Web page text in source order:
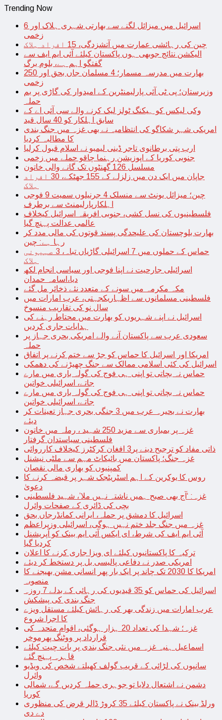
Trending Now
اسرائیل میں میزائل لگنے سے بھارتی شہری ہلاک اور 6
زخمی
چین کی رہائشی عمارت میں آتشزدگی، 15 افراد ہلاک
الیکشن نتائج جوبھی ہوں پاکستان کیلئے آئی ایم ایف سے
گفتگو اہم ہے، بلوم برگ
بھارت میں مدرسہ مسمار؛ 4 مسلمان جاں بحق اور 250
زخمی
وزیرستان؛ پی ٹی آئی پارلیمنٹرین کے امیدوار کی گاڑی پر بم
حملہ
وکی لیکس کو ہیکنگ ٹولز لیک کرنے والے سی آئی اے کے
سابق اہلکار کو 40 سال قید
امریکی شہر شکاگو کی انتظامیہ نے بھی غزہ میں جنگ بندی
کا مطالبہ کردیا
ارب پتی برطانوی تاجر ڈینی لیمبو نے اسلام قبول کرلیا
جنوبی کوریا کے اپوزیشن رہنما چاقو حملے میں زخمی
مسلسل 126 گھنٹوں تک گانے والی خاتون
جاپان میں ایک دن میں زلزلے کے 155 جھٹکے، 30 افراد
ہلاک
چین؛ میزائل یونٹ سے منسلک 4 جرنیلوں سمیت 9 فوجی
اہلکارپارلیمنٹ سے برطرف
فلسطینیوں کی نسل کشی، جنوبی افریقہ اسرائیل کیخلاف
عالمی عدالت پہنچ گیا
بھارت بلوچستان کی علیحدگی پسند قوتوں کی مالی مدد کر
رہا ہے: چین
حماس کے حملوں میں 7 اسرائیلی گاڑیاں تباہ، 3 صہیونی
ہلاک
اسرائیلی جارحیت نے اپنا فوجی اور سیاسی انجام لکھ
دیا،اسامہ حمدان
مکہ مکرمہ میں سونے کے متعدد نئے ذخائر مل گئے
فلسطینی مسلمانوں سے اظہاریکجہتی، عرب امارات میں
سال نو کی تقاریب منسوخ
اسرائیل نے اپنے شہریوں کو بھارت میں محتاط رہنے کی
ہدایات جاری کردیں
سعودی عرب سے پاکستان آنے والے امریکی بحری جہاز پر
حملہ
امریکا اور اسرائیل کا حماس کو جڑ سے ختم کرنے پر اتفاق
اسرائیل کی کئی اسلامی ممالک سے جنگ چھیڑنے کی دھمکی
حماس نہ بچاتی تو اپنی ہی فوج کی گولہ باری میں مارے
جاتے، اسرائیلی خواتین
حماس نہ بچاتی تو اپنی ہی فوج کی گولہ باری میں مارے
جاتے، اسرائیلی خواتین
بھارت نے بحیرہ عرب میں 3 جنگی بحری جہاز تعینات کر
دیئے
غزہ پر بمباری سے مزید 250 شہید ، رملہ میں خاتون
فلسطینی سیاستدان گرفتار
ذاتی مفاد کو ترجیح دینے پر3 افغان کرکٹرز کیخلاف کارروائی
غزہ جنگ؛ پاکستان میں بائیکاٹ مہم سے ملٹی نیشنل
کمپنیوں کو بھاری مالی نقصان
روس کا یوکرین کے اہم اسٹریٹجک شہر پر قبضہ کرنے کا
دعویٰ
غزہ: ‘آج بھی صبح ہمیں ناشتہ نہیں ملا’، شہید فلسطینی
بچی کی ڈائری کے صفحات وائرل
اسرائیل کا دمشق پر حملہ، ایرانی کمانڈرجاں بحق
غزہ میں جنگ جلد ختم نہیں ہوگی، اسرائیلی وزیراعظم
آئی ایم ایف کی شرط، ای ایکس آئی ایم بینک کو آپریشنل
کردیا گیا
ترکیہ کا پاکستانیوں کیلئے ای ویزا جاری کرنے کا اعلان
امریکی صدر نے دفاعی پالیسی بل پر دستخط کر دیئے
امریکا کا 2030 تک چاند پر ایک بار پھر انسانی مشن بھیجنے کا
منصوبہ
اسرائیل کی حماس کو 35 قیدیوں کی رہائی کے بدلے 7 روزہ
جنگ بندی کی پیشکش
عرب امارات میں زندگی بھر کی رہائش کیلئے مستقل ویزے
کا اجرا شروع
غزہ؛ شہدا کی تعداد 20 ہزار ہوگئی، اقوام متحدہ کی
قرارداد پر ووٹنگ پھرموخر
اسماعیل ہنیہ غزہ میں نئی جنگ بندی پر بات چیت کیلئے
قاہرہ پہنچ گئے
سانپوں کی لڑائی کے قریب گولف کھیلتے شخص کی ویڈیو
وائرل
دشمن نے اشتعال دلایا تو جوہری حملہ کردیں گے، شمالی
کوریا
ورلڈ بینک نے پاکستان کیلئے 35 کروڑ ڈالر قرض کی منظوری
دے دی